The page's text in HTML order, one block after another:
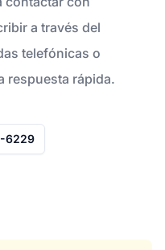
a través del
telefónicas o
respuesta rápida.
6229